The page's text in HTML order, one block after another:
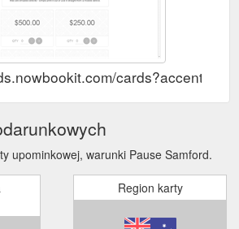
upominkowej, warunki Pause Samford.
Region karty